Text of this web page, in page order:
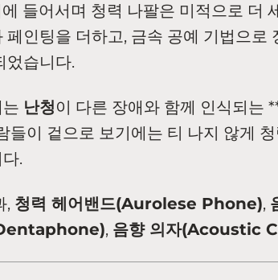
에 들어서며 청력 나팔은 미적으로 더
페인팅을 더하고, 금속 공예 기법으로
었습니다.
난청이 다른 장애와 함께 인식되는
들이 겉으로 보기에는 티 나지 않게
.
, 청력 헤어밴드(Aurolese Phone),
, 음향 의자(Acoustic